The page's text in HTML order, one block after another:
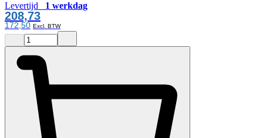
Levertijd 1 werkdag
208,73
172,50